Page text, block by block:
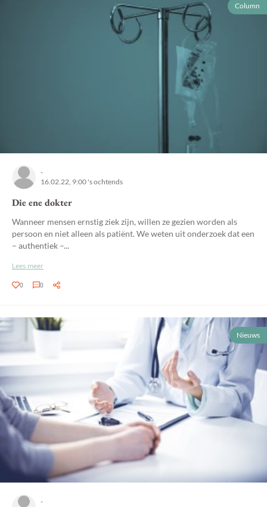
Column
-
16.02.22, 9:00 's ochtends
Die ene dokter
Wanneer mensen ernstig ziek zijn, willen ze gezien worden als
persoon en niet alleen als patiënt. We weten uit onderzoek dat een
– authentiek –...
Lees meer
0 0
Nieuws
-